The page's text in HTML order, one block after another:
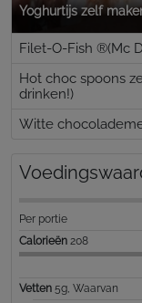
Yoghurtijs zelf
Filet-O-Fish ®(Mc
Hot choc spoons
drinken!)
Witte
Per portie
Calorieën 208
Vetten 5g, Waarvan